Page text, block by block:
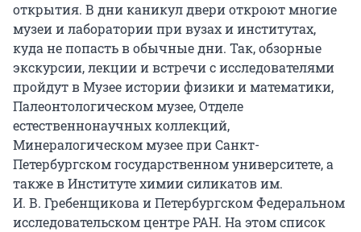
открытия. В дни каникул двери откроют многие
музеи и лаборатории при вузах и институтах,
куда не попасть в обычные дни. Так, обзорные
экскурсии, лекции и встречи с исследователями
пройдут в Музее истории физики и математики,
Палеонтологическом музее, Отделе
естественнонаучных коллекций,
Минералогическом музее при Санкт-
Петербургском государственном университете, а
также в Институте химии силикатов им.
И. В. Гребенщикова и Петербургском Федеральном
исследовательском центре РАН. На этом список